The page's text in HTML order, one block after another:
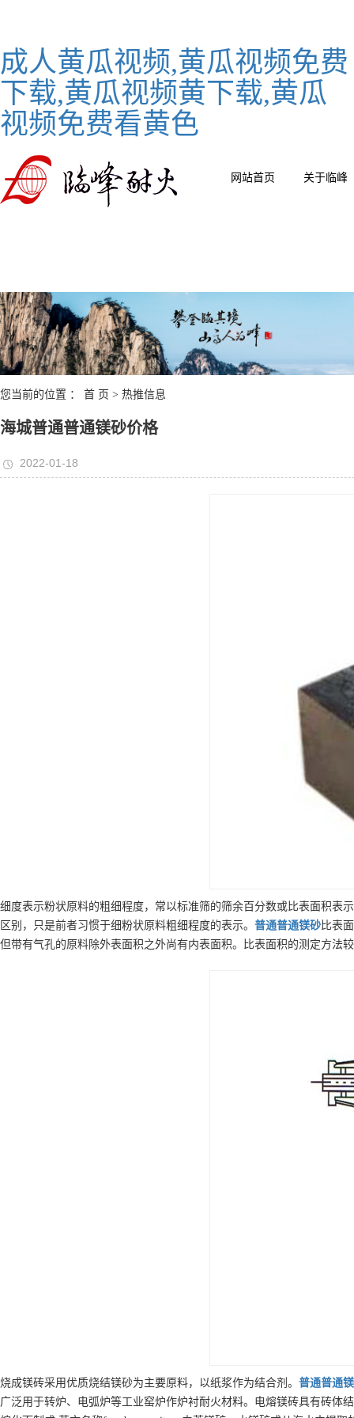
成人黄瓜视频,黄瓜视频免费
下载,黄瓜视频黄下载,黄瓜
视频免费看黄色
网站首页 关于临峰
您当前的位置 ： 首 页 > 热推信息
海城普通普通镁砂价格
2022-01-18
细度表示粉状原料的粗细程度，常以标准筛的筛余百分数或比表面积表
区别，只是前者习惯于细粉状原料粗细程度的表示。 普通普通镁砂 比表
但带有气孔的原料除外表面积之外尚有内表面积。比表面积的测定方法
烧成镁砖采用优质烧结镁砂为主要原料，以纸浆作为结合剂。 普通普通
广泛用于转炉、电弧炉等工业窑炉作炉衬耐火材料。电熔镁砖具有砖体